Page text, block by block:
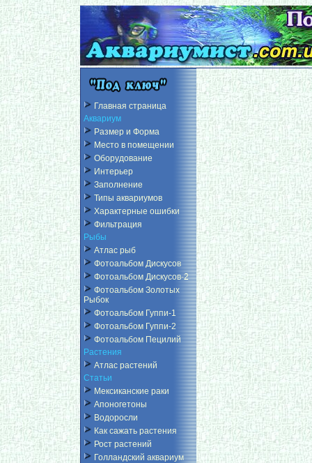
Главная страница
Аквариум
Размер и Форма
Место в помещении
Оборудование
Интерьер
Заполнение
Типы аквариумов
Характерные ошибки
Фильтрация
Рыбы
Атлас рыб
Фотоальбом Дискусов
Фотоальбом Дискусов-2
Фотоальбом Золотых
Рыбок
Фотоальбом Гуппи-1
Фотоальбом Гуппи-2
Фотоальбом Пецилий
Растения
Атлас растений
Статьи
Мексиканские раки
Апоногетоны
Водоросли
Как сажать растения
Рост растений
Голландский аквариум